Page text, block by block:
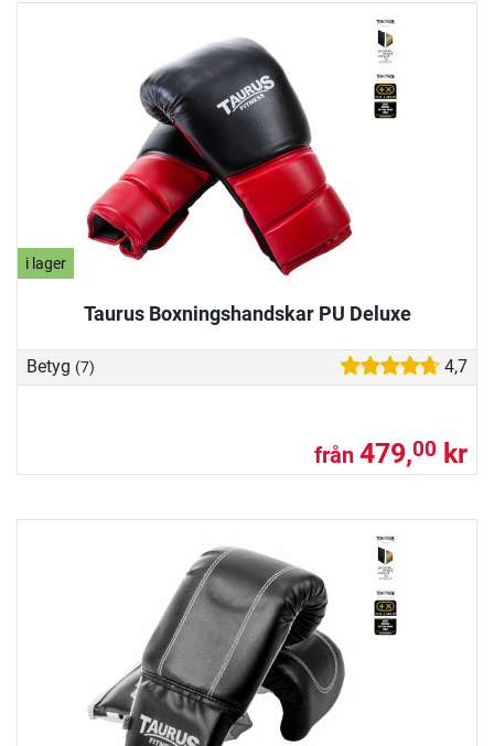
i lager
Taurus Boxningshandskar PU Deluxe
Betyg (7) 4,7
från 479,00 kr